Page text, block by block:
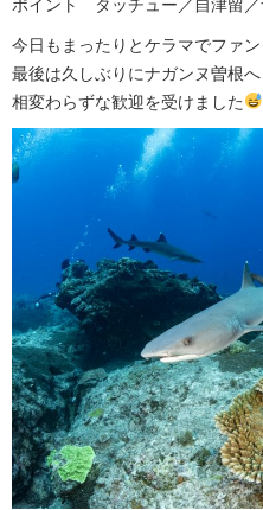
ポイント タッチュー／自津留／
今日もまったりとケラマでファ
最後は久しぶりにナガンヌ曽根へ
相変わらずな歓迎を受けました